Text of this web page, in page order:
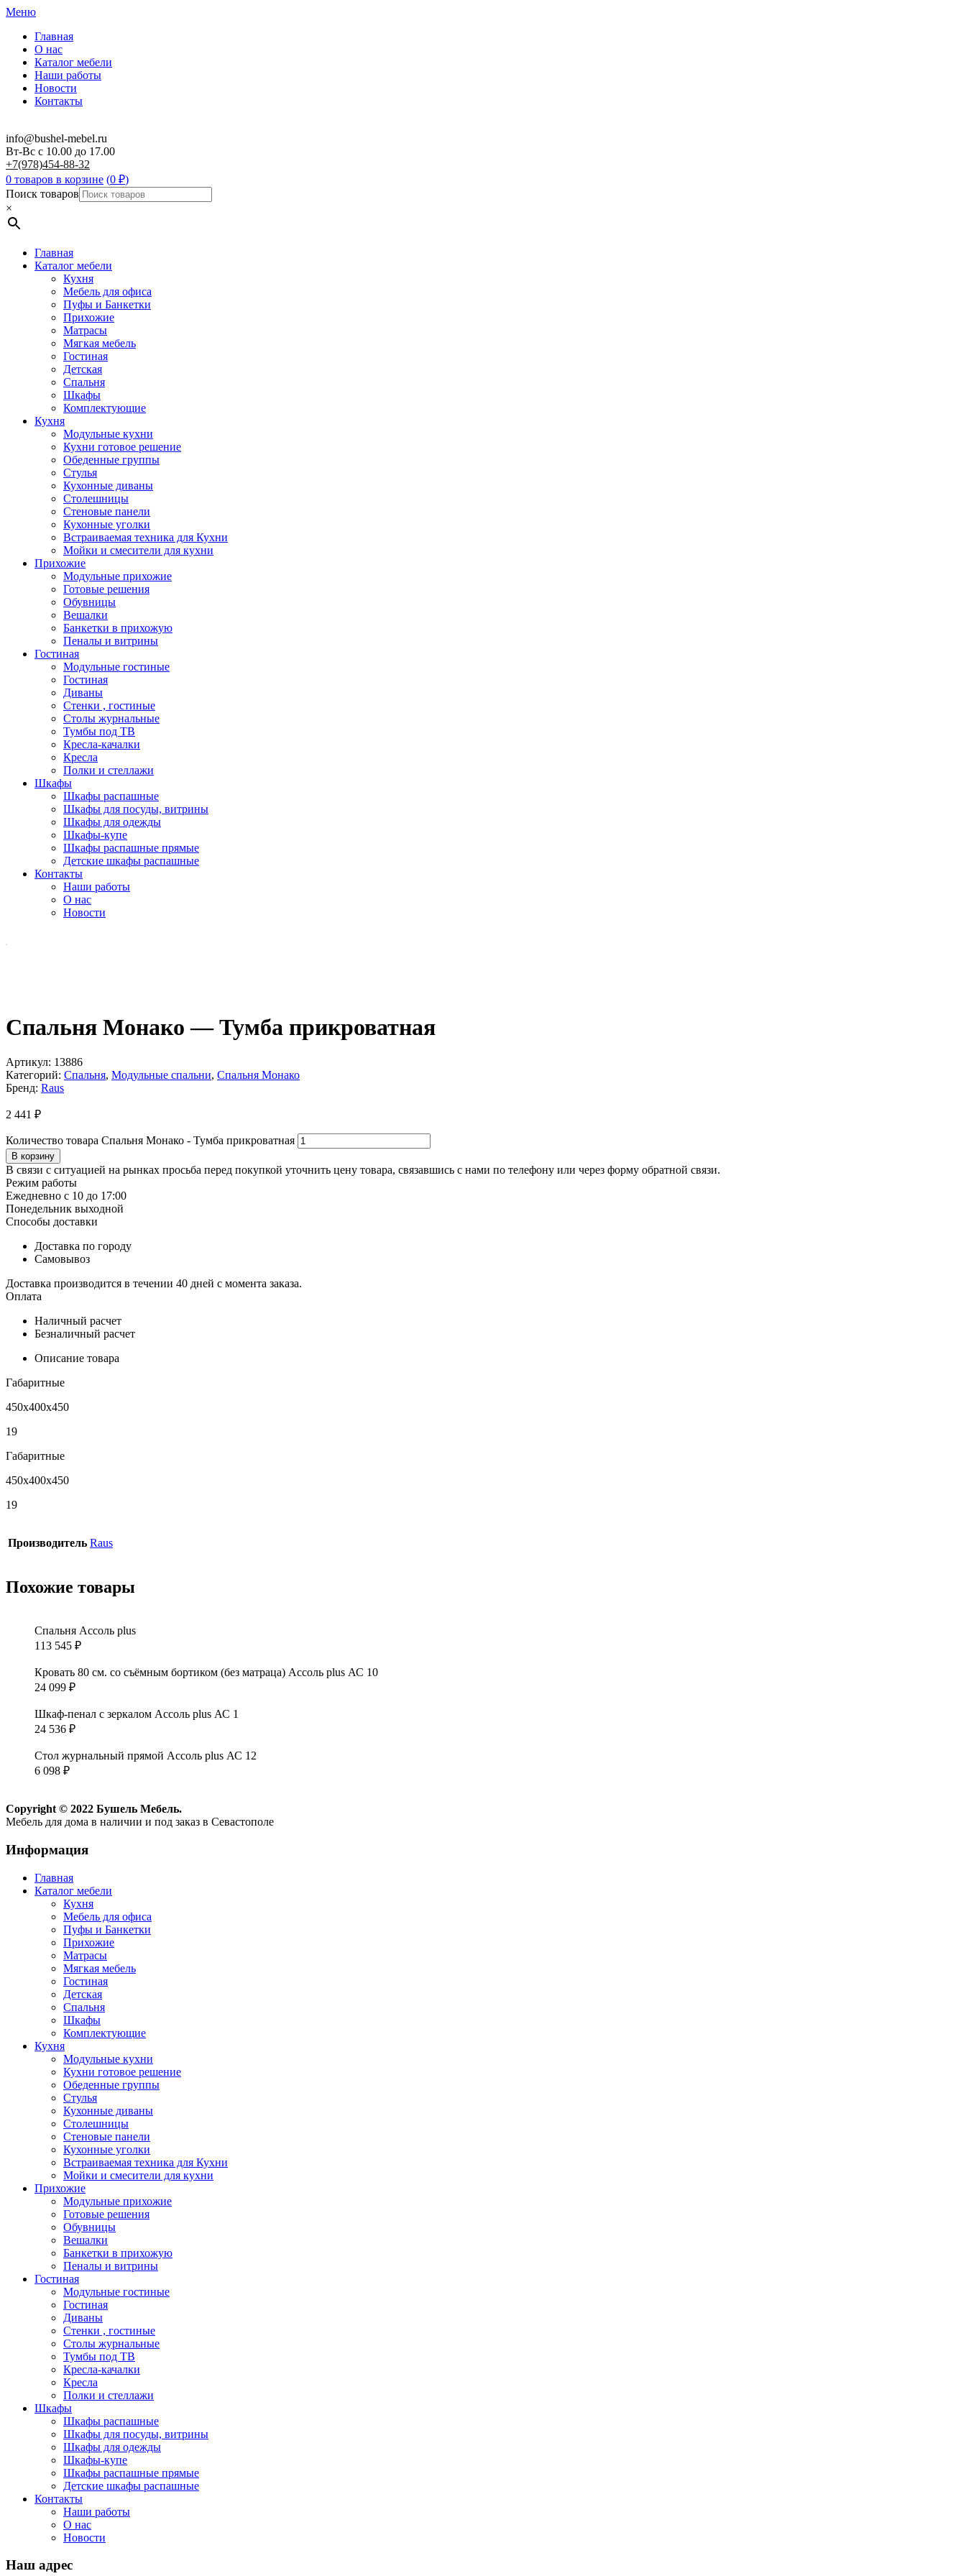
Меню
Главная
О нас
Каталог мебели
Наши работы
Новости
Контакты
info@bushel-mebel.ru
Вт-Вс c 10.00 до 17.00
+7(978)454-88-32
0 товаров в корзине (0 ₽)
Поиск товаров
×
Главная
Каталог мебели
Кухня
Мебель для офиса
Пуфы и Банкетки
Прихожие
Матрасы
Мягкая мебель
Гостиная
Детская
Спальня
Шкафы
Комплектующие
Кухня
Модульные кухни
Кухни готовое решение
Обеденные группы
Стулья
Кухонные диваны
Столешницы
Стеновые панели
Кухонные уголки
Встраиваемая техника для Кухни
Мойки и смесители для кухни
Прихожие
Модульные прихожие
Готовые решения
Обувницы
Вешалки
Банкетки в прихожую
Пеналы и витрины
Гостиная
Модульные гостиные
Гостиная
Диваны
Стенки , гостиные
Столы журнальные
Тумбы под ТВ
Кресла-качалки
Кресла
Полки и стеллажи
Шкафы
Шкафы распашные
Шкафы для посуды, витрины
Шкафы для одежды
Шкафы-купе
Шкафы распашные прямые
Детские шкафы распашные
Контакты
Наши работы
О нас
Новости
Спальня Монако — Тумба прикроватная
Артикул: 13886
Категорий: Спальня, Модульные спальни, Спальня Монако
Бренд: Raus
2 441 ₽
Количество товара Спальня Монако - Тумба прикроватная
В корзину
В связи с ситуацией на рынках просьба перед покупкой уточнить цену товара, связавшись с нами по телефону или через форму обратной связи.
Режим работы
Ежедневно с 10 до 17:00
Понедельник выходной
Способы доставки
Доставка по городу
Самовывоз
Доставка производится в течении 40 дней с момента заказа.
Оплата
Наличный расчет
Безналичный расчет
Описание товара
Габаритные
450х400х450
19
Габаритные
450х400х450
19
Производитель Raus
Похожие товары
Спальня Ассоль plus
113 545 ₽
Кровать 80 см. со съёмным бортиком (без матраца) Ассоль plus АС 10
24 099 ₽
Шкаф-пенал с зеркалом Ассоль plus АС 1
24 536 ₽
Стол журнальный прямой Ассоль plus АС 12
6 098 ₽
Copyright © 2022 Бушель Мебель.
Мебель для дома в наличии и под заказ в Севастополе
Информация
Главная
Каталог мебели
Кухня
Мебель для офиса
Пуфы и Банкетки
Прихожие
Матрасы
Мягкая мебель
Гостиная
Детская
Спальня
Шкафы
Комплектующие
Кухня
Модульные кухни
Кухни готовое решение
Обеденные группы
Стулья
Кухонные диваны
Столешницы
Стеновые панели
Кухонные уголки
Встраиваемая техника для Кухни
Мойки и смесители для кухни
Прихожие
Модульные прихожие
Готовые решения
Обувницы
Вешалки
Банкетки в прихожую
Пеналы и витрины
Гостиная
Модульные гостиные
Гостиная
Диваны
Стенки , гостиные
Столы журнальные
Тумбы под ТВ
Кресла-качалки
Кресла
Полки и стеллажи
Шкафы
Шкафы распашные
Шкафы для посуды, витрины
Шкафы для одежды
Шкафы-купе
Шкафы распашные прямые
Детские шкафы распашные
Контакты
Наши работы
О нас
Новости
Наш адрес